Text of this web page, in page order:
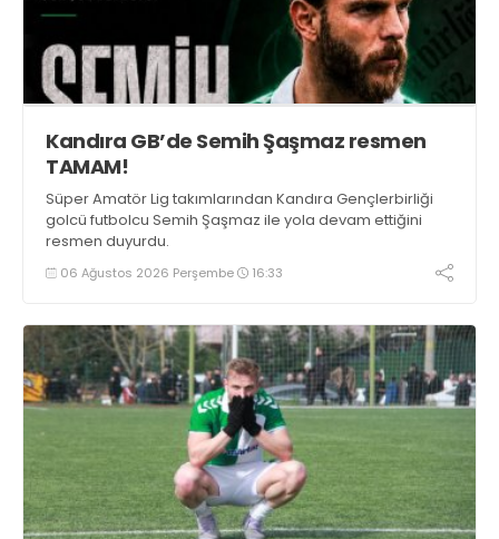
Kandıra GB’de Semih Şaşmaz resmen
TAMAM!
Süper Amatör Lig takımlarından Kandıra Gençlerbirliği
golcü futbolcu Semih Şaşmaz ile yola devam ettiğini
resmen duyurdu.
06 Ağustos 2026 Perşembe 16:33